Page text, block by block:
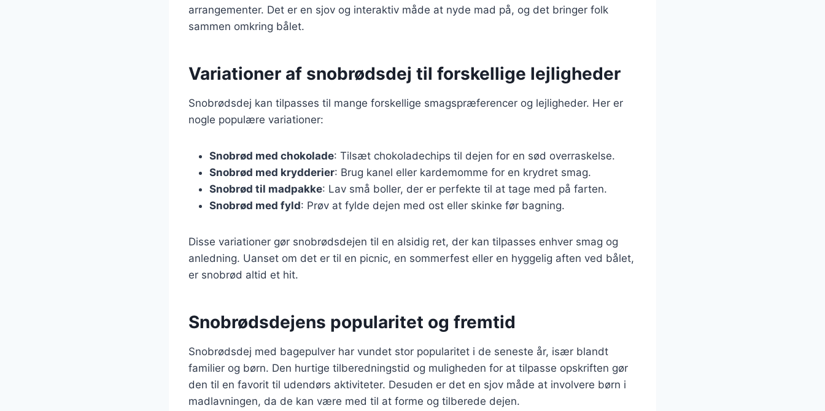
arrangementer. Det er en sjov og interaktiv måde at nyde mad på, og det bringer folk
sammen omkring bålet.
Variationer af snobrødsdej til forskellige lejligheder
Snobrødsdej kan tilpasses til mange forskellige smagspræferencer og lejligheder. Her er
nogle populære variationer:
Snobrød med chokolade: Tilsæt chokoladechips til dejen for en sød overraskelse.
Snobrød med krydderier: Brug kanel eller kardemomme for en krydret smag.
Snobrød til madpakke: Lav små boller, der er perfekte til at tage med på farten.
Snobrød med fyld: Prøv at fylde dejen med ost eller skinke før bagning.
Disse variationer gør snobrødsdejen til en alsidig ret, der kan tilpasses enhver smag og
anledning. Uanset om det er til en picnic, en sommerfest eller en hyggelig aften ved bålet,
er snobrød altid et hit.
Snobrødsdejens popularitet og fremtid
Snobrødsdej med bagepulver har vundet stor popularitet i de seneste år, især blandt
familier og børn. Den hurtige tilberedningstid og muligheden for at tilpasse opskriften gør
den til en favorit til udendørs aktiviteter. Desuden er det en sjov måde at involvere børn i
madlavningen, da de kan være med til at forme og tilberede dejen.